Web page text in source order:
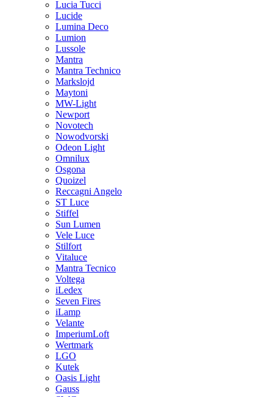
Lucia Tucci
Lucide
Lumina Deco
Lumion
Lussole
Mantra
Mantra Technico
Markslojd
Maytoni
MW-Light
Newport
Novotech
Nowodvorski
Odeon Light
Omnilux
Osgona
Quoizel
Reccagni Angelo
ST Luce
Stiffel
Sun Lumen
Vele Luce
Stilfort
Vitaluce
Mantra Tecnico
Voltega
iLedex
Seven Fires
iLamp
Velante
ImperiumLoft
Wertmark
LGO
Kutek
Oasis Light
Gauss